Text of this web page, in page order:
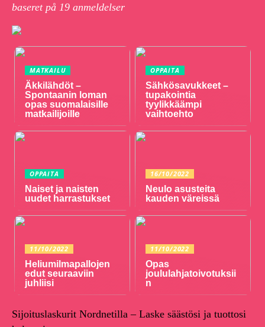
baseret på 19 anmeldelser
MATKAILU
Äkkilähdöt –
Spontaanin loman
opas suomalaisille
matkailijoille
OPPAITA
Sähkösavukkeet –
tupakointia
tyylikkäämpi
vaihtoehto
OPPAITA
Naiset ja naisten
uudet harrastukset
16/10/2022
Neulo asusteita
kauden väreissä
11/10/2022
Heliumilmapallojen
edut seuraaviin
juhliisi
11/10/2022
Opas
joululahjatoivotuksii
n
Sijoituslaskurit Nordnetilla – Laske säästösi ja tuottosi